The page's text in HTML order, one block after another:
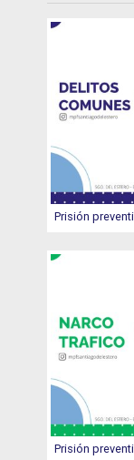
Prisión
Prisión